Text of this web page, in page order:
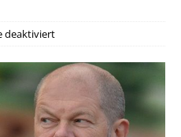
deaktiviert